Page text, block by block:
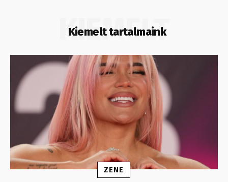
Kiemelt tartalmaink
KIEMELT
ZENE